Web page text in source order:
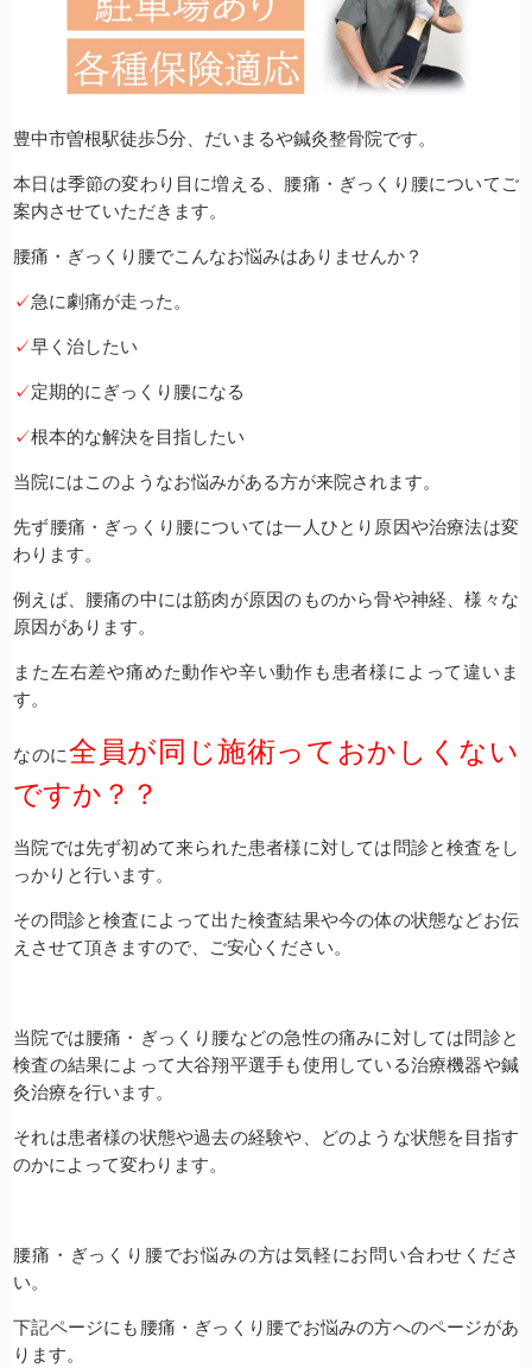
豊中市曽根駅徒歩5分、だいまるや鍼灸整骨院です。
本日は季節の変わり目に増える、腰痛・ぎっくり腰についてご
案内させていただきます。
腰痛・ぎっくり腰でこんなお悩みはありませんか？
✓急に劇痛が走った。
✓早く治したい
✓定期的にぎっくり腰になる
✓根本的な解決を目指したい
当院にはこのようなお悩みがある方が来院されます。
先ず腰痛・ぎっくり腰については一人ひとり原因や治療法は変
わります。
例えば、腰痛の中には筋肉が原因のものから骨や神経、様々な
原因があります。
また左右差や痛めた動作や辛い動作も患者様によって違いま
す。
なのに全員が同じ施術っておかしくない
ですか？？
当院では先ず初めて来られた患者様に対しては問診と検査をし
っかりと行います。
その問診と検査によって出た検査結果や今の体の状態などお伝
えさせて頂きますので、ご安心ください。
当院では腰痛・ぎっくり腰などの急性の痛みに対しては問診と
検査の結果によって大谷翔平選手も使用している治療機器や鍼
灸治療を行います。
それは患者様の状態や過去の経験や、どのような状態を目指す
のかによって変わります。
腰痛・ぎっくり腰でお悩みの方は気軽にお問い合わせくださ
い。
下記ページにも腰痛・ぎっくり腰でお悩みの方へのページがあ
ります。